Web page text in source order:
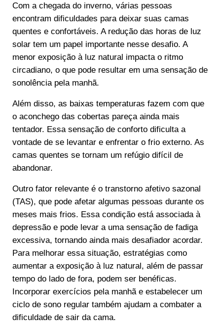
Com a chegada do inverno, várias pessoas
encontram dificuldades para deixar suas camas
quentes e confortáveis. A redução das horas de luz
solar tem um papel importante nesse desafio. A
menor exposição à luz natural impacta o ritmo
circadiano, o que pode resultar em uma sensação de
sonolência pela manhã.
Além disso, as baixas temperaturas fazem com que
o aconchego das cobertas pareça ainda mais
tentador. Essa sensação de conforto dificulta a
vontade de se levantar e enfrentar o frio externo. As
camas quentes se tornam um refúgio difícil de
abandonar.
Outro fator relevante é o transtorno afetivo sazonal
(TAS), que pode afetar algumas pessoas durante os
meses mais frios. Essa condição está associada à
depressão e pode levar a uma sensação de fadiga
excessiva, tornando ainda mais desafiador acordar.
Para melhorar essa situação, estratégias como
aumentar a exposição à luz natural, além de passar
tempo do lado de fora, podem ser benéficas.
Incorporar exercícios pela manhã e estabelecer um
ciclo de sono regular também ajudam a combater a
dificuldade de sair da cama.